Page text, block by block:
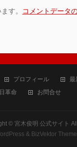
す。
コメントデータ
プロフィール 最
革命
お問合せ
© 宮木俊明 公式サイト
& BizVektor Theme